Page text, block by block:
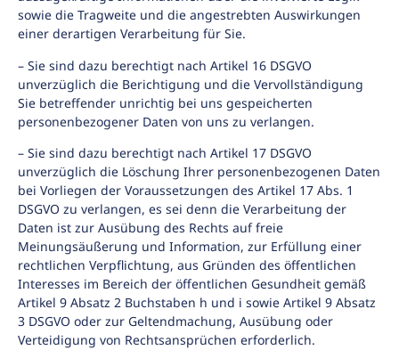
sowie die Tragweite und die angestrebten Auswirkungen
einer derartigen Verarbeitung für Sie.
– Sie sind dazu berechtigt nach Artikel 16 DSGVO
unverzüglich die Berichtigung und die Vervollständigung
Sie betreffender unrichtig bei uns gespeicherten
personenbezogener Daten von uns zu verlangen.
– Sie sind dazu berechtigt nach Artikel 17 DSGVO
unverzüglich die Löschung Ihrer personenbezogenen Daten
bei Vorliegen der Voraussetzungen des Artikel 17 Abs. 1
DSGVO zu verlangen, es sei denn die Verarbeitung der
Daten ist zur Ausübung des Rechts auf freie
Meinungsäußerung und Information, zur Erfüllung einer
rechtlichen Verpflichtung, aus Gründen des öffentlichen
Interesses im Bereich der öffentlichen Gesundheit gemäß
Artikel 9 Absatz 2 Buchstaben h und i sowie Artikel 9 Absatz
3 DSGVO oder zur Geltendmachung, Ausübung oder
Verteidigung von Rechtsansprüchen erforderlich.